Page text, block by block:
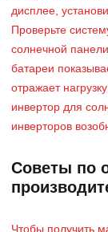
дисплее,
Проверьте
солнечной
батареи
отражает
инвертор для
инверторов
Советы по